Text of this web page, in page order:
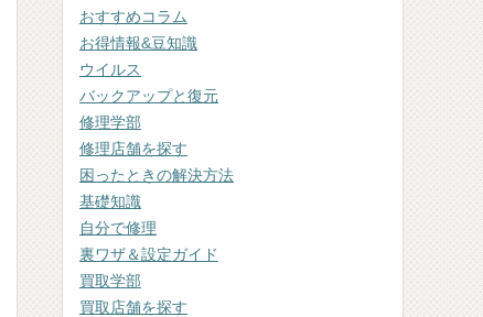
おすすめコラム
お得情報&豆知識
ウイルス
バックアップと復元
修理学部
修理店舗を探す
困ったときの解決方法
基礎知識
自分で修理
裏ワザ＆設定ガイド
買取学部
買取店舗を探す